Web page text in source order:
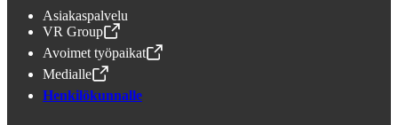
Asiakaspalvelu
VR Group
,Avataan uudessa välilehdessä
Avoimet työpaikat
,Avataan uudessa välilehdessä
Medialle
,Avataan uudessa välilehdessä
Henkilökunnalle